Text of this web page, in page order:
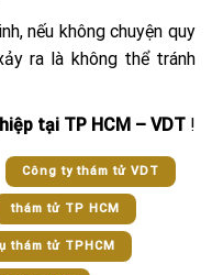
nếu không chuyện quy
ra là không thể tránh
tại TP HCM – VDT !
Công ty thám tử VDT
thám tử TP HCM
thám tử TPHCM